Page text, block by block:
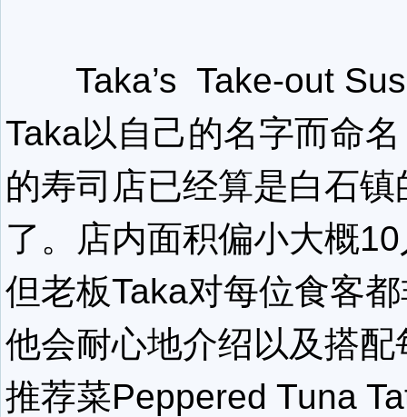
Taka’s Take-out
Taka以自己的名字而命
的寿司店已经算是白石镇
了。店内面积偏小大概
但老板Taka对每位食客
他会耐心地介绍以及搭配
推荐菜Peppered Tuna